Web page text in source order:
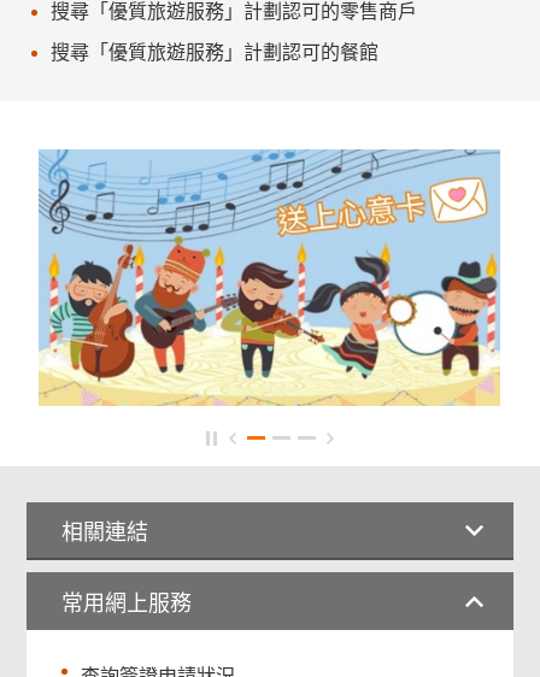
搜尋「優質旅遊服務」計劃認可的零售商戶
搜尋「優質旅遊服務」計劃認可的餐館
相關連結
常用網上服務